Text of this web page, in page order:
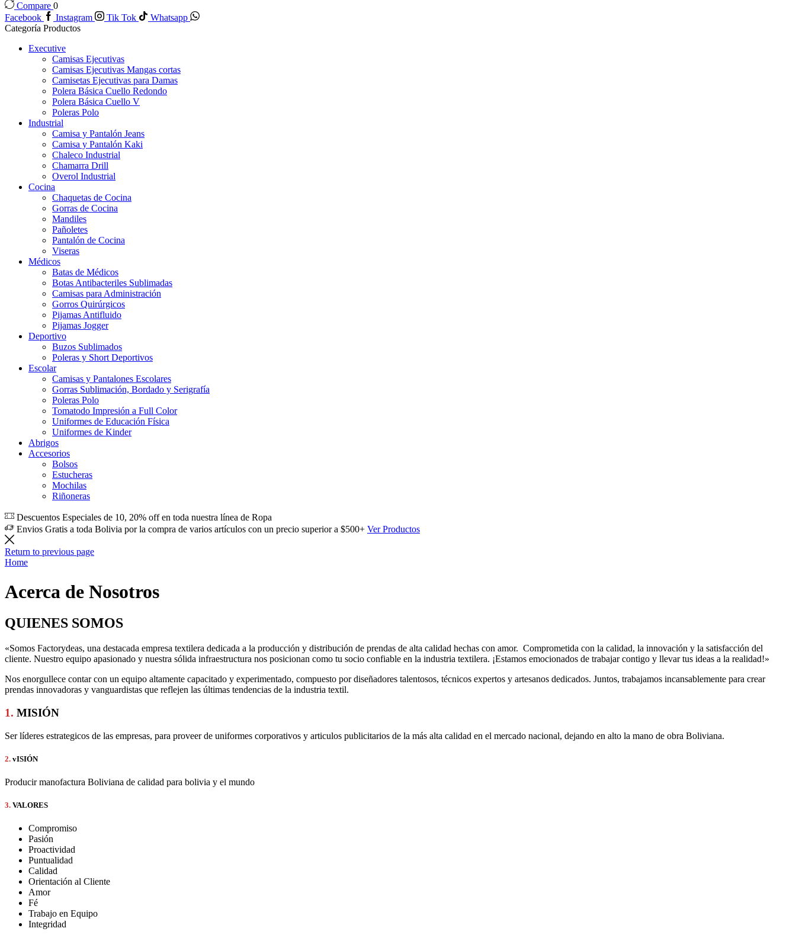
Compare 0
Facebook
Instagram Tik Tok
Whatsapp
Categoría Productos
Executive
Camisas Ejecutivas
Camisas Ejecutivas Mangas cortas
Camisetas Ejecutivas para Damas
Polera Básica Cuello Redondo
Polera Básica Cuello V
Poleras Polo
Industrial
Camisa y Pantalón Jeans
Camisa y Pantalón Kaki
Chaleco Industrial
Chamarra Drill
Overol Industrial
Cocina
Chaquetas de Cocina
Gorras de Cocina
Mandiles
Pañoletes
Pantalón de Cocina
Viseras
Médicos
Batas de Médicos
Botas Antibacteriles Sublimadas
Camisas para Administración
Gorros Quirúrgicos
Pijamas Antifluido
Pijamas Jogger
Deportivo
Buzos Sublimados
Poleras y Short Deportivos
Escolar
Camisas y Pantalones Escolares
Gorras Sublimación, Bordado y Serigrafía
Poleras Polo
Tomatodo Impresión a Full Color
Uniformes de Educación Física
Uniformes de Kinder
Abrigos
Accesorios
Bolsos
Estucheras
Mochilas
Riñoneras
Descuentos Especiales de 10, 20% off en toda nuestra línea de Ropa
Envios Gratis a toda Bolivia por la compra de varios artículos con un precio superior a $500+ Ver Productos
Return to previous page
Home
Acerca de Nosotros
QUIENES SOMOS
«Somos Factorydeas, una destacada empresa textilera dedicada a la producción y distribución de prendas de alta calidad hechas con amor. Comprometida con la calidad, la innovación y la satisfacción del
cliente. Nuestro equipo apasionado y nuestra sólida infraestructura nos posicionan como tu socio confiable en la industria textilera. ¡Estamos emocionados de trabajar contigo y llevar tus ideas a la realidad!»
Nos enorgullece contar con un equipo altamente capacitado y experimentado, compuesto por diseñadores talentosos, técnicos expertos y artesanos dedicados. Juntos, trabajamos incansablemente para crear
prendas innovadoras y vanguardistas que reflejen las últimas tendencias de la industria textil.
1. MISIÓN
Ser líderes estrategicos de las empresas, para proveer de uniformes corporativos y articulos publicitarios de la más alta calidad en el mercado nacional, dejando en alto la mano de obra Boliviana.
2. vISIÓN
Producir manofactura Boliviana de calidad para bolivia y el mundo
3. VALORES
Compromiso
Pasión
Proactividad
Puntualidad
Calidad
Orientación al Cliente
Amor
Fé
Trabajo en Equipo
Integridad